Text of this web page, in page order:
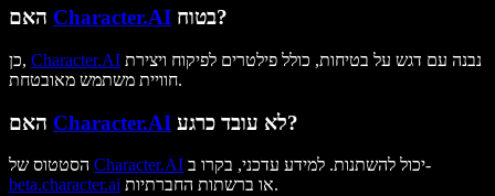
Character.AI בטוח?
כן, Character.AI
חוויית משתמש מאובטחת.
Character.AI לא עובד כרגע?
Character.AI
יכול להשתנות. למידע עדכני, בקרו ב-
beta.character.ai
או ברשתות החברתיות.